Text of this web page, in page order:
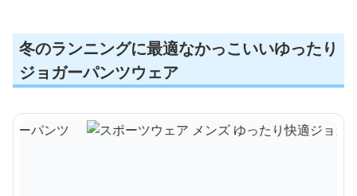
冬のランニングに最適なかっこいいゆったり
ジョガーパンツウェア